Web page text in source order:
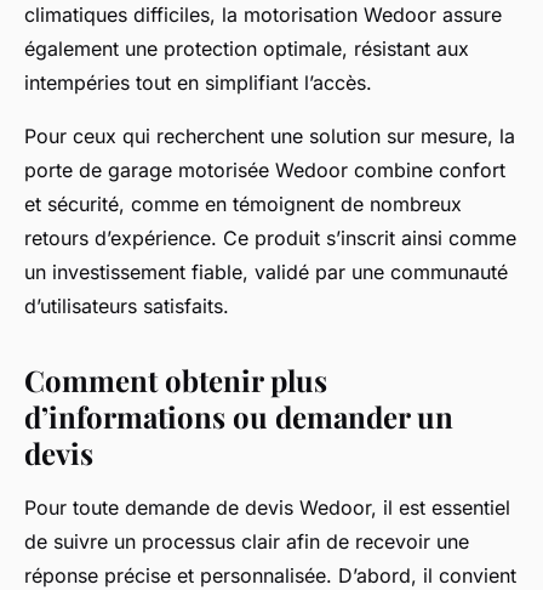
climatiques difficiles, la motorisation Wedoor assure
également une protection optimale, résistant aux
intempéries tout en simplifiant l’accès.
Pour ceux qui recherchent une solution sur mesure, la
porte de garage motorisée Wedoor combine confort
et sécurité, comme en témoignent de nombreux
retours d’expérience. Ce produit s’inscrit ainsi comme
un investissement fiable, validé par une communauté
d’utilisateurs satisfaits.
Comment obtenir plus
d’informations ou demander un
devis
Pour toute demande de devis Wedoor, il est essentiel
de suivre un processus clair afin de recevoir une
réponse précise et personnalisée. D’abord, il convient